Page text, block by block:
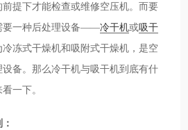
提下才能检查或维修空压机。而要
要一种后处理设备——冷干机或吸干
冻式干燥机和吸附式干燥机，是空
备。那么冷干机与吸干机到底有什
一下。